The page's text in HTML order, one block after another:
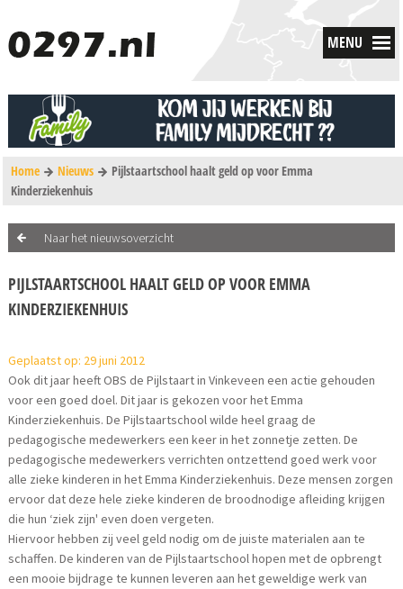
MENU
Home Nieuws
Pijlstaartschool haalt geld op voor Emma
Kinderziekenhuis
Naar het nieuwsoverzicht
PIJLSTAARTSCHOOL HAALT GELD OP VOOR EMMA
KINDERZIEKENHUIS
Geplaatst op: 29 juni 2012
Ook dit jaar heeft OBS de Pijlstaart in Vinkeveen een actie gehouden
voor een goed doel. Dit jaar is gekozen voor het Emma
Kinderziekenhuis. De Pijlstaartschool wilde heel graag de
pedagogische medewerkers een keer in het zonnetje zetten. De
pedagogische medewerkers verrichten ontzettend goed werk voor
alle zieke kinderen in het Emma Kinderziekenhuis. Deze mensen zorgen
ervoor dat deze hele zieke kinderen de broodnodige afleiding krijgen
die hun ‘ziek zijn' even doen vergeten.
Hiervoor hebben zij veel geld nodig om de juiste materialen aan te
schaffen. De kinderen van de Pijlstaartschool hopen met de opbrengt
een mooie bijdrage te kunnen leveren aan het geweldige werk van